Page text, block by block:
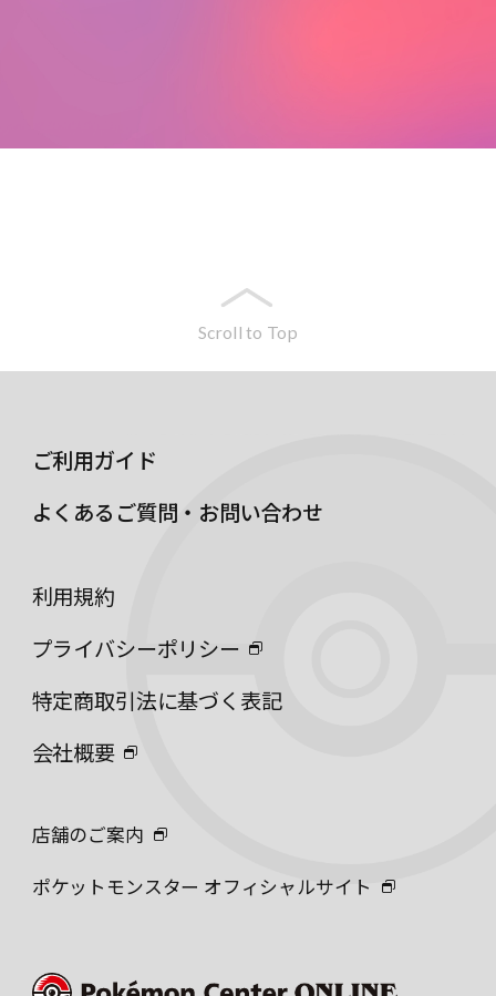
Scroll to Top
ご利用ガイド
よくあるご質問・お問い合わせ
利用規約
プライバシーポリシー
特定商取引法に基づく表記
会社概要
店舗のご案内
ポケットモンスター オフィシャルサイト